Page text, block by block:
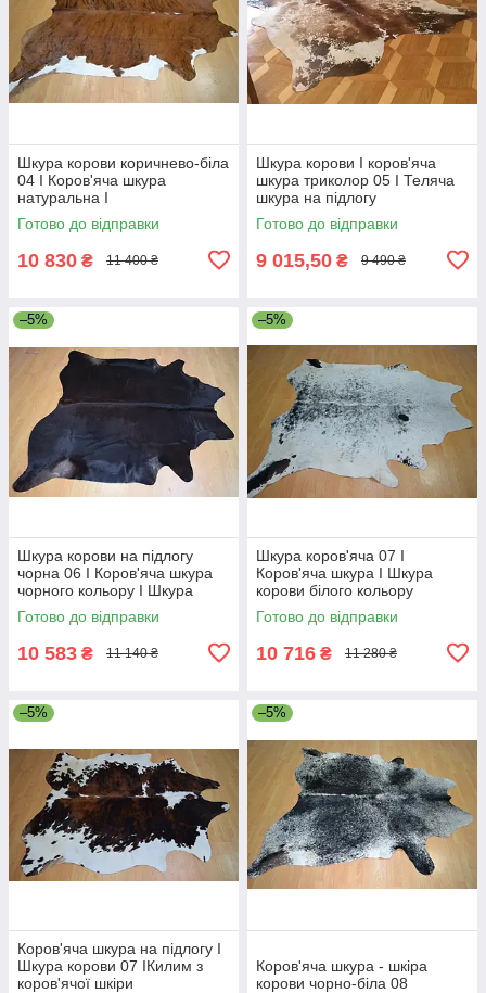
Шкура корови коричнево-біла
04 I Коров'яча шкура
натуральна I
Готово до відправки
10 830 ₴ 11 400 ₴
Шкура корови I коров'яча
шкура триколор 05 I Теляча
шкура на підлогу
Готово до відправки
9 015,50 ₴ 9 490 ₴
–5%
Шкура корови на підлогу
чорна 06 I Коров'яча шкура
чорного кольору I Шкура
теляча
Готово до відправки
10 583 ₴ 11 140 ₴
–5%
Шкура коров'яча 07 I
Коров'яча шкура I Шкура
корови білого кольору
Готово до відправки
10 716 ₴ 11 280 ₴
–5%
Коров'яча шкура на підлогу I
Шкура корови 07 IКилим з
коров'ячої шкіри
–5%
Коров'яча шкура - шкіра
корови чорно-біла 08